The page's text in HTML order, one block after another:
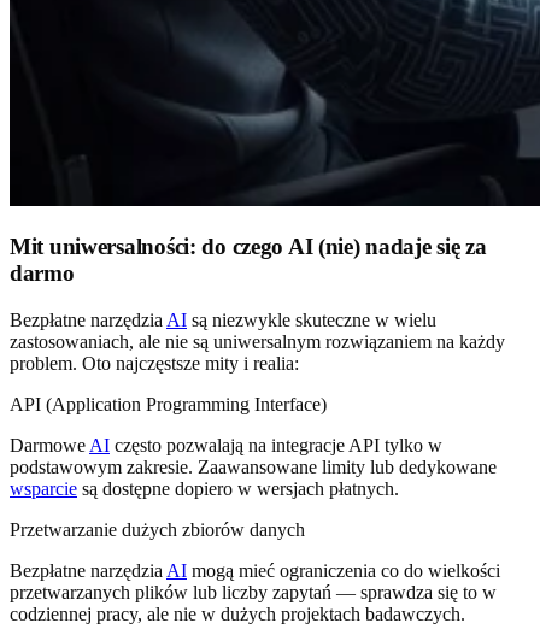
Mit uniwersalności: do czego AI (nie) nadaje się za
darmo
Bezpłatne narzędzia AI są niezwykle skuteczne w wielu
zastosowaniach, ale nie są uniwersalnym rozwiązaniem na każdy
problem. Oto najczęstsze mity i realia:
API (Application Programming Interface)
Darmowe AI często pozwalają na integracje API tylko w
podstawowym zakresie. Zaawansowane limity lub dedykowane
wsparcie są dostępne dopiero w wersjach płatnych.
Przetwarzanie dużych zbiorów danych
Bezpłatne narzędzia AI mogą mieć ograniczenia co do wielkości
przetwarzanych plików lub liczby zapytań — sprawdza się to w
codziennej pracy, ale nie w dużych projektach badawczych.